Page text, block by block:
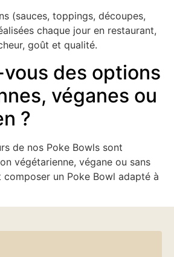
(sauces, toppings, découpes,
chaque jour en restaurant,
goût et qualité.
des options
véganes ou
?
de nos Poke Bowls sont
végétarienne, végane ou sans
composer un Poke Bowl adapté à